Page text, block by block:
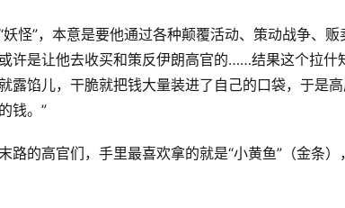
怪”，本意是要他通过各种颠覆活动、策动战争、贩
许是让他去收买和策反伊朗高官的……结果这个拉什
露馅儿，干脆就把钱大量装进了自己的口袋，于是
钱。”
路的高官们，手里最喜欢拿的就是“小黄鱼”（金条